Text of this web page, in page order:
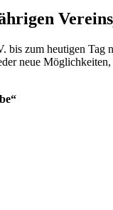
zum heutigen
neue